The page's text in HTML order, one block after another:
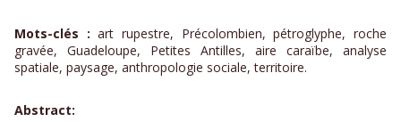
Mots-clés : art rupestre, Précolombien, pétroglyphe, roche
gravée, Guadeloupe, Petites Antilles, aire caraïbe, analyse
spatiale, paysage, anthropologie sociale, territoire.
Abstract: